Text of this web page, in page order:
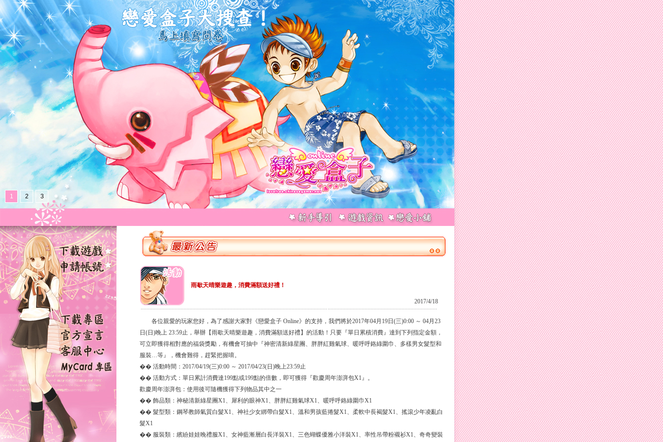
1 2 3
雨歇天晴樂遊趣，消費滿額送好禮！
2017/4/18
各位親愛的玩家您好，為了感謝大家對《戀愛盒子 Online》的支持，我們將於2017年04月19日(三)0:00 ～ 04月23
日(日)晚上 23:59止，舉辦【雨歇天晴樂遊趣，消費滿額送好禮】的活動！只要『單日累積消費』達到下列指定金額，
可立即獲得相對應的福袋獎勵，有機會可抽中『神密清新綠星團、胖胖紅雞氣球、暖呼呼鉻綠圍巾、多樣男女髮型和
服裝…等』，機會難得，趕緊把握唷。
�� 活動時間：2017/04/19(三)0:00 ～ 2017/04/23(日)晚上23:59止
�� 活動方式：單日累計消費達199點或199點的倍數，即可獲得『歡慶周年澎湃包X1』。
歡慶周年澎湃包：使用後可隨機獲得下列物品其中之一
�� 飾品類：神秘清新綠星團X1、犀利的眼神X1、胖胖紅雞氣球X1、暖呼呼鉻綠圍巾X1
�� 髮型類：鋼琴教師氣質白髮X1、神社少女綁帶白髮X1、溫和男孩藍捲髮X1、柔軟中長褐髮X1、搖滾少年凌亂白
髮X1
�� 服裝類：繽紛娃娃晚禮服X1、女神藍漸層白長洋裝X1、三色蝴蝶優雅小洋裝X1、率性吊帶粉襯衫X1、奇奇變裝